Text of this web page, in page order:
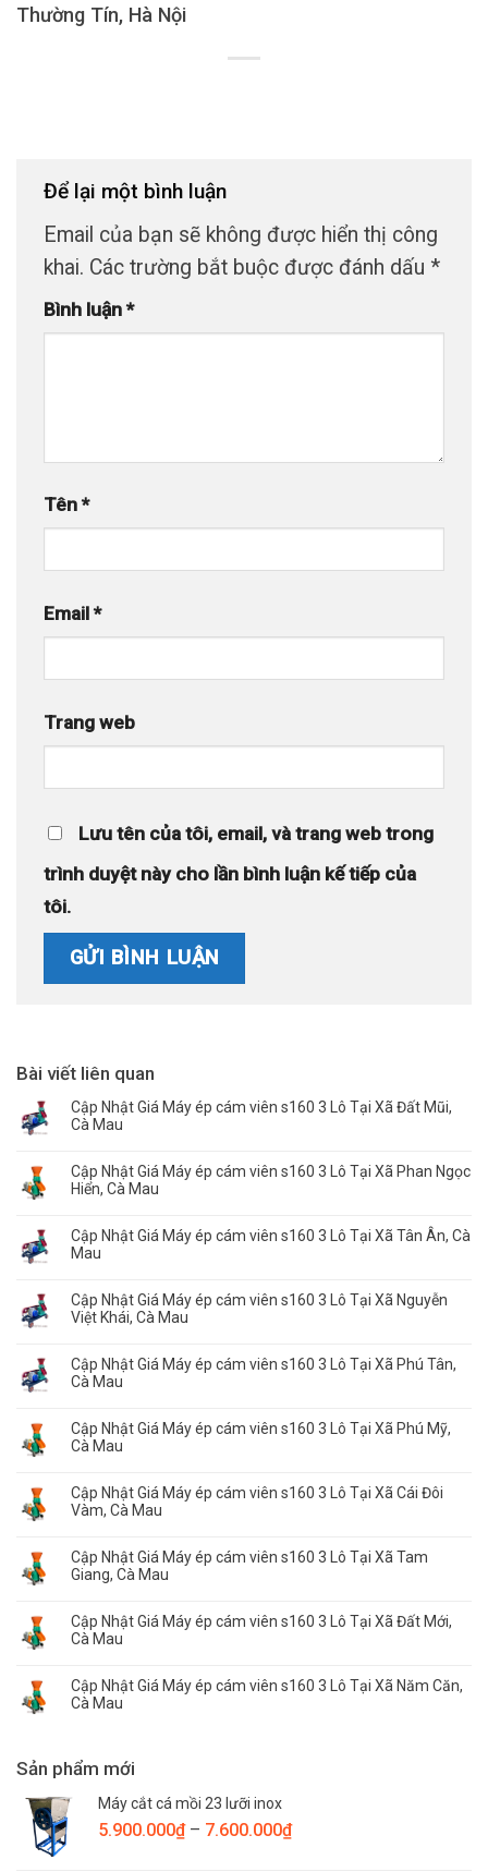
Thường Tín, Hà Nội
Để lại một bình luận
Email của bạn sẽ không được hiển thị công
khai. Các trường bắt buộc được đánh dấu *
Bình luận *
Tên *
Email *
Trang web
Lưu tên của tôi, email, và trang web trong
trình duyệt này cho lần bình luận kế tiếp của
tôi.
Bài viết liên quan
Cập Nhật Giá Máy ép cám viên s160 3 Lô Tại Xã Đất Mũi,
Cà Mau
Cập Nhật Giá Máy ép cám viên s160 3 Lô Tại Xã Phan Ngọc
Hiển, Cà Mau
Cập Nhật Giá Máy ép cám viên s160 3 Lô Tại Xã Tân Ân, Cà
Mau
Cập Nhật Giá Máy ép cám viên s160 3 Lô Tại Xã Nguyễn
Việt Khái, Cà Mau
Cập Nhật Giá Máy ép cám viên s160 3 Lô Tại Xã Phú Tân,
Cà Mau
Cập Nhật Giá Máy ép cám viên s160 3 Lô Tại Xã Phú Mỹ,
Cà Mau
Cập Nhật Giá Máy ép cám viên s160 3 Lô Tại Xã Cái Đôi
Vàm, Cà Mau
Cập Nhật Giá Máy ép cám viên s160 3 Lô Tại Xã Tam
Giang, Cà Mau
Cập Nhật Giá Máy ép cám viên s160 3 Lô Tại Xã Đất Mới,
Cà Mau
Cập Nhật Giá Máy ép cám viên s160 3 Lô Tại Xã Năm Căn,
Cà Mau
Sản phẩm mới
Máy cắt cá mồi 23 lưỡi inox
5.900.000₫ – 7.600.000₫Khoảng